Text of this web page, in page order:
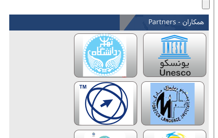
همکاران - Partners